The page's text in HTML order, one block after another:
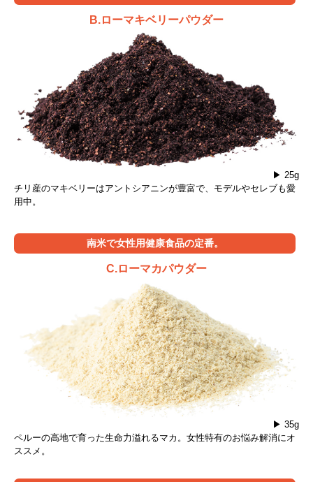
B.ローマキベリーパウダー
▶ 25g
チリ産のマキベリーはアントシアニンが豊富で、モデルやセレブも愛
用中。
南米で女性用健康食品の定番。
C.ローマカパウダー
▶ 35g
ペルーの高地で育った生命力溢れるマカ。女性特有のお悩み解消にオ
ススメ。